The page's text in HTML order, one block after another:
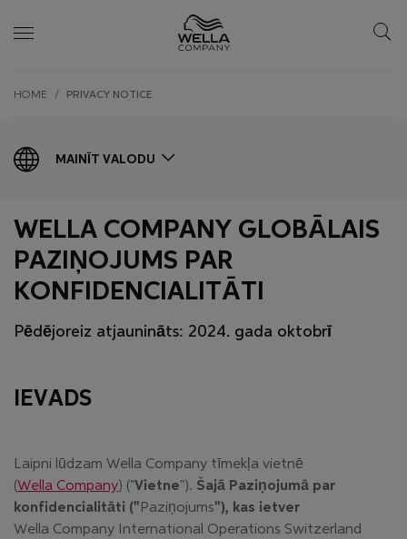
to
content
HOME PRIVACY NOTICE
MAINĪT VALODU
WELLA COMPANY GLOBĀLAIS
PAZIŅOJUMS PAR
KONFIDENCIALITĀTI
Pēdējoreiz atjaunināts: 2024. gada oktobrī
IEVADS
Laipni lūdzam Wella Company tīmekļa vietnē
(Wella Company) ("Vietne"). Šajā Paziņojumā par
konfidencialitāti ("Paziņojums"), kas ietver
Wella Company International Operations Switzerland